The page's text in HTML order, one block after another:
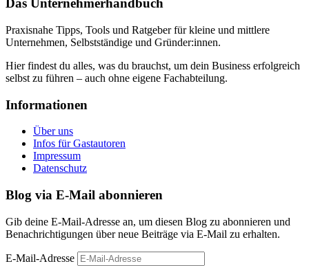
Das Unternehmerhandbuch
Praxisnahe Tipps, Tools und Ratgeber für kleine und mittlere
Unternehmen, Selbstständige und Gründer:innen.
Hier findest du alles, was du brauchst, um dein Business erfolgreich
selbst zu führen – auch ohne eigene Fachabteilung.
Informationen
Über uns
Infos für Gastautoren
Impressum
Datenschutz
Blog via E-Mail abonnieren
Gib deine E-Mail-Adresse an, um diesen Blog zu abonnieren und
Benachrichtigungen über neue Beiträge via E-Mail zu erhalten.
E-Mail-Adresse